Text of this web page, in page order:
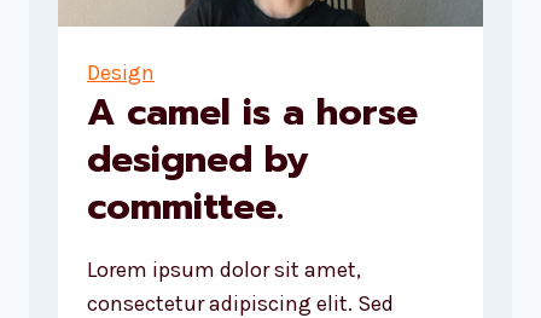
world
on
us
and
designs
Design
A camel is a horse
designed by
committee.
Lorem ipsum dolor sit amet,
consectetur adipiscing elit. Sed